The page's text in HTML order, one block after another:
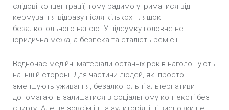
слідові концентрації, тому радимо утриматися від
кермування відразу після кількох пляшок
безалкогольного напою. У підсумку головне не
юридична межа, а безпека та сталість ремісії.
Водночас медійні матеріали останніх років наголошують
на іншій стороні. Для частини людей, які просто
зменшують уживання, безалкогольні альтернативи
допомагають залишатися в соціальному контексті без